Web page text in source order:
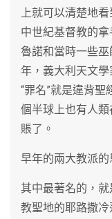
上就可以清楚地
中世紀基督教的
魯諾和當時一些
年，義大利天文
“罪名”就是違背
個半球上也有人
賬了。
早年的兩大教派
其中最著名的，
教聖地的耶路撒